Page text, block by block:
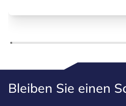
vergangene Daten zu
größerer Sicherheit zu
Bleiben Sie einen